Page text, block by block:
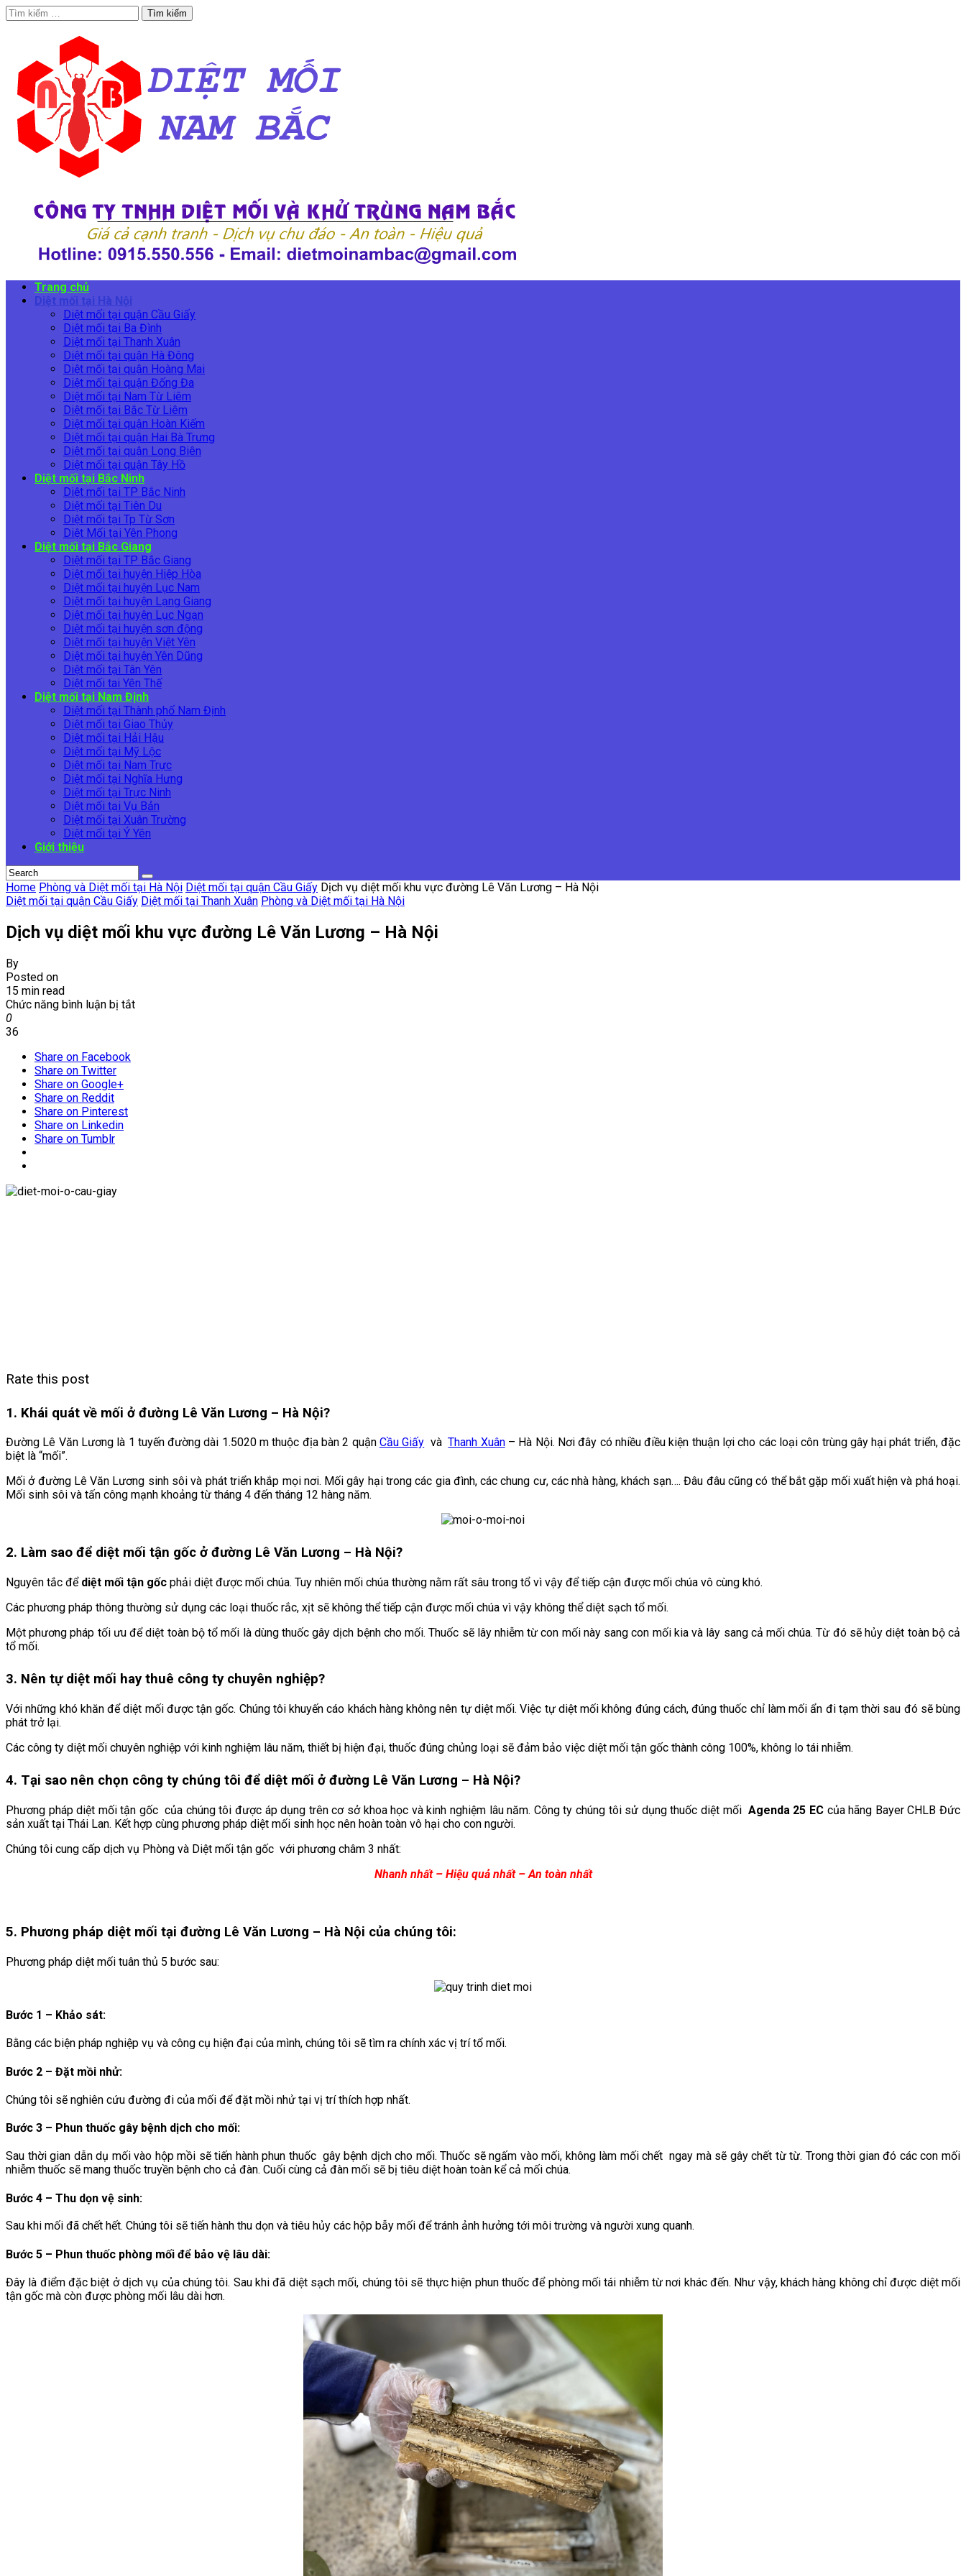
Tìm
kiếm
Trang chủ
Diệt mối tại Hà Nội
Diệt mối tại quận Cầu Giấy
Diệt mối tại Ba Đình
Diệt mối tại Thanh Xuân
Diệt mối tại quận Hà Đông
Diệt mối tại quận Hoàng Mai
Diệt mối tại quận Đống Đa
Diệt mối tại Nam Từ Liêm
Diệt mối tại Bắc Từ Liêm
Diệt mối tại quận Hoàn Kiếm
Diệt mối tại quận Hai Bà Trưng
Diệt mối tại quận Long Biên
Diệt mối tại quận Tây Hồ
Diệt mối tại Bắc Ninh
Diệt mối tại TP Bắc Ninh
Diệt mối tại Tiên Du
Diệt mối tại Tp Từ Sơn
Diệt Mối tại Yên Phong
Diệt mối tại Bắc Giang
Diệt mối tại TP Bắc Giang
Diệt mối tại huyện Hiệp Hòa
Diệt mối tại huyện Lục Nam
Diệt mối tại huyện Lạng Giang
Diệt mối tại huyện Lục Ngạn
Diệt mối tại huyện sơn động
Diệt mối tại huyện Việt Yên
Diệt mối tại huyện Yên Dũng
Diệt mối tại Tân Yên
Diệt mối tai Yên Thế
Diệt mối tại Nam Định
Diệt mối tại Thành phố Nam Định
Diệt mối tại Giao Thủy
Diệt mối tại Hải Hậu
Diệt mối tại Mỹ Lộc
Diệt mối tại Nam Trực
Diệt mối tại Nghĩa Hưng
Diệt mối tại Trực Ninh
Diệt mối tại Vụ Bản
Diệt mối tại Xuân Trường
Diệt mối tại Ý Yên
Giới thiệu
Home Phòng và Diệt mối tại Hà Nội Diệt mối tại quận Cầu Giấy Dịch vụ diệt mối khu vực đường Lê Văn Lương – Hà Nội
Diệt mối tại quận Cầu Giấy Diệt mối tại Thanh Xuân Phòng và Diệt mối tại Hà Nội
Dịch vụ diệt mối khu vực đường Lê Văn Lương – Hà Nội
By
Posted on
15 min read
Chức năng bình luận bị tắtở
0
36
Share on Facebook
Share on Twitter
Share on Google+
Share on Reddit
Share on Pinterest
Share on Linkedin
Share on Tumblr
Rate this post
1. Khái quát về mối ở đường Lê Văn Lương – Hà Nội?
Đường Lê Văn Lương là 1 tuyến đường dài 1.5020 m thuộc địa bàn 2 quận Cầu Giấy vàThanh Xuân– Hà Nội. Nơi đây có nhiều điều kiện thuận lợi cho các loại côn trùng gây hại phát triển, đặc
biệt là “mối”.
Mối ở đường Lê Văn Lương sinh sôi và phát triển khắp mọi nơi. Mối gây hại trong các gia đình, các chung cư, các nhà hàng, khách sạn…. Đâu đâu cũng có thể bắt gặp mối xuất hiện và phá hoại.
Mối sinh sôi và tấn công mạnh khoảng từ tháng 4 đến tháng 12 hàng năm.
2. Làm sao để diệt mối tận gốc ở đường Lê Văn Lương – Hà Nội?
Nguyên tắc để diệt mối tận gốc phải diệt được mối chúa. Tuy nhiên mối chúa thường nằm rất sâu trong tổ vì vậy để tiếp cận được mối chúa vô cùng khó.
Các phương pháp thông thường sử dụng các loại thuốc rắc, xịt sẽ không thể tiếp cận được mối chúa vì vậy không thể diệt sạch tổ mối.
Một phương pháp tối ưu để diệt toàn bộ tổ mối là dùng thuốc gây dịch bệnh cho mối. Thuốc sẽ lây nhiễm từ con mối này sang con mối kia và lây sang cả mối chúa. Từ đó sẽ hủy diệt toàn bộ cả
tổ mối.
3. Nên tự diệt mối hay thuê công ty chuyên nghiệp?
Với những khó khăn để diệt mối được tận gốc. Chúng tôi khuyến cáo khách hàng không nên tự diệt mối. Việc tự diệt mối không đúng cách, đúng thuốc chỉ làm mối ẩn đi tạm thời sau đó sẽ bùng
phát trở lại.
Các công ty diệt mối chuyên nghiệp với kinh nghiệm lâu năm, thiết bị hiện đại, thuốc đúng chủng loại sẽ đảm bảo việc diệt mối tận gốc thành công 100%, không lo tái nhiễm.
4. Tại sao nên chọn công ty chúng tôi để diệt mối ở đường Lê Văn Lương – Hà Nội?
Phương pháp diệt mối tận gốc của chúng tôi được áp dụng trên cơ sở khoa học và kinh nghiệm lâu năm. Công ty chúng tôi sử dụng thuốc diệt mối Agenda 25 EC của hãng Bayer CHLB Đức
sản xuất tại Thái Lan. Kết hợp cùng phương pháp diệt mối sinh học nên hoàn toàn vô hại cho con người.
Chúng tôi cung cấp dịch vụ Phòng và Diệt mối tận gốc với phương châm 3 nhất:
Nhanh nhất – Hiệu quả nhất – An toàn nhất
5. Phương pháp diệt mối tại đường Lê Văn Lương – Hà Nội của chúng tôi:
Phương pháp diệt mối tuân thủ 5 bước sau:
Bước 1 – Khảo sát:
Bằng các biện pháp nghiệp vụ và công cụ hiện đại của mình, chúng tôi sẽ tìm ra chính xác vị trí tổ mối.
Bước 2 – Đặt mồi nhử:
Chúng tôi sẽ nghiên cứu đường đi của mối để đặt mồi nhử tại vị trí thích hợp nhất.
Bước 3 – Phun thuốc gây bệnh dịch cho mối:
Sau thời gian dẫn dụ mối vào hộp mồi sẽ tiến hành phun thuốc gây bệnh dịch cho mối. Thuốc sẽ ngấm vào mối, không làm mối chết ngay mà sẽ gây chết từ từ. Trong thời gian đó các con mối
nhiễm thuốc sẽ mang thuốc truyền bệnh cho cả đàn. Cuối cùng cả đàn mối sẽ bị tiêu diệt hoàn toàn kể cả mối chúa.
Bước 4 – Thu dọn vệ sinh:
Sau khi mối đã chết hết. Chúng tôi sẽ tiến hành thu dọn và tiêu hủy các hộp bẫy mối để tránh ảnh hưởng tới môi trường và người xung quanh.
Bước 5 – Phun thuốc phòng mối để bảo vệ lâu dài:
Đây là điểm đặc biệt ở dịch vụ của chúng tôi. Sau khi đã diệt sạch mối, chúng tôi sẽ thực hiện phun thuốc để phòng mối tái nhiễm từ nơi khác đến. Như vậy, khách hàng không chỉ được diệt mối
tận gốc mà còn được phòng mối lâu dài hơn.